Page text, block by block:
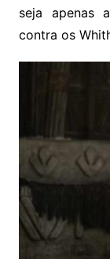
seja apenas
contra os